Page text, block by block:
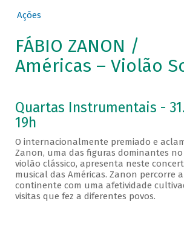
Ações
FÁBIO ZANON /
Américas – Violão
Quartas Instrumentais -
19h
O internacionalmente premiado e
Zanon, uma das figuras dominantes
violão clássico, apresenta neste
musical das Américas. Zanon percorre
continente com uma afetividade
visitas que fez a diferentes povos.